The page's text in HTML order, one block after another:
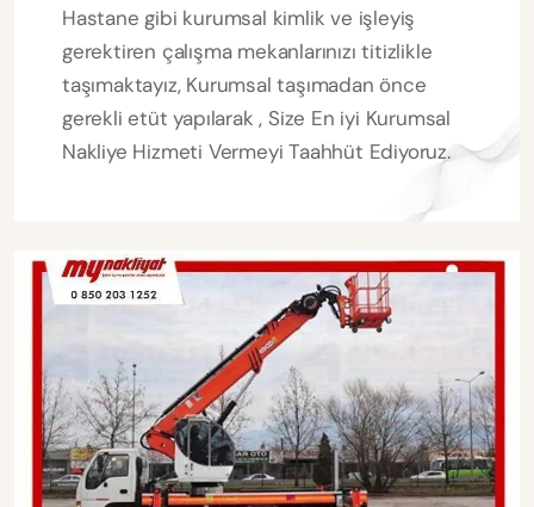
Hastane gibi kurumsal kimlik ve işleyiş
gerektiren çalışma mekanlarınızı titizlikle
taşımaktayız, Kurumsal taşımadan önce
gerekli etüt yapılarak , Size En iyi Kurumsal
Nakliye Hizmeti Vermeyi Taahhüt Ediyoruz.